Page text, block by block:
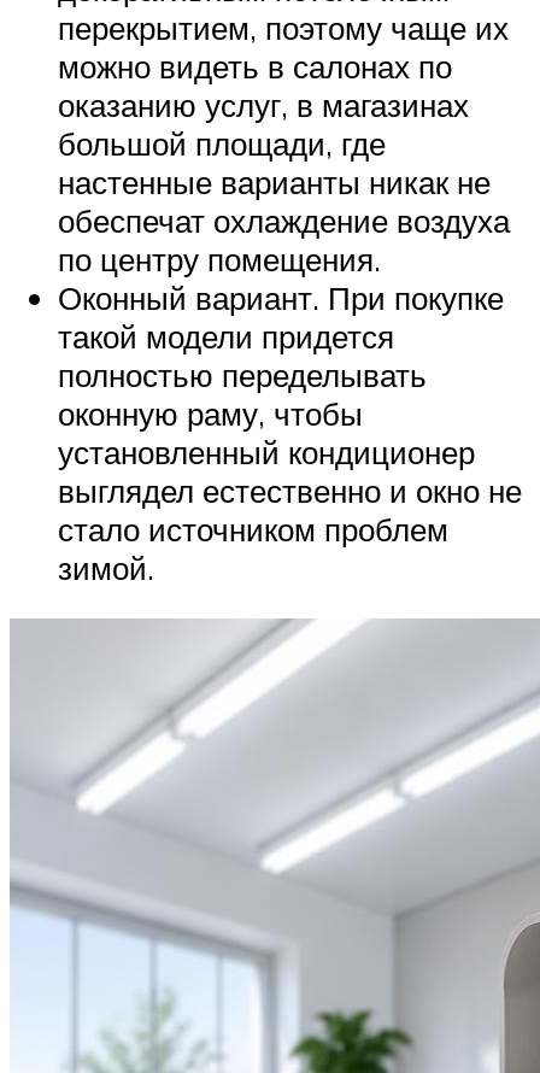
перекрытием, поэтому чаще их
можно видеть в салонах по
оказанию услуг, в магазинах
большой площади, где
настенные варианты никак не
обеспечат охлаждение воздуха
по центру помещения.
Оконный вариант. При покупке
такой модели придется
полностью переделывать
оконную раму, чтобы
установленный кондиционер
выглядел естественно и окно не
стало источником проблем
зимой.